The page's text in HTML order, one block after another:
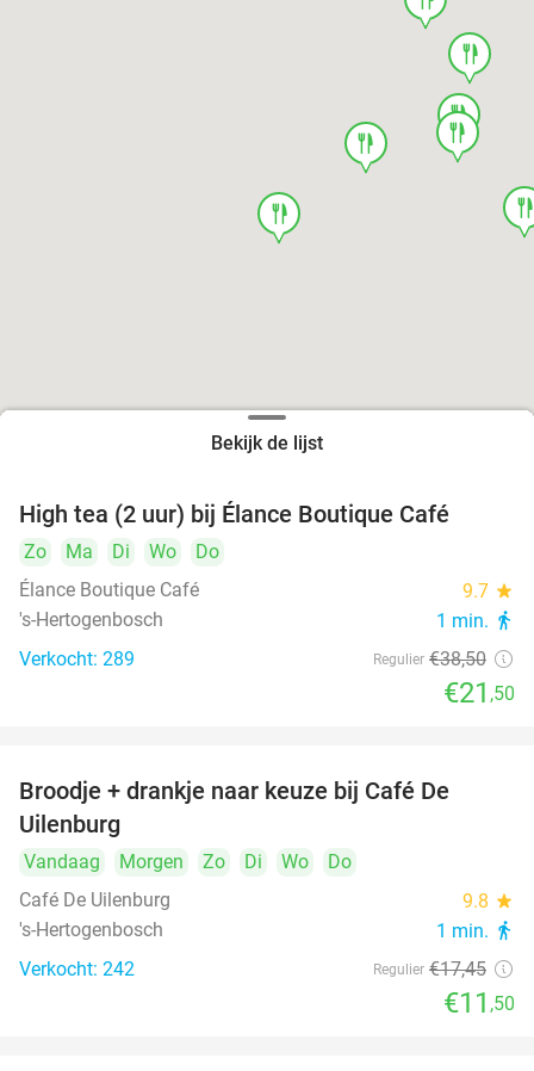
food
food
food
food
food
Bekijk de lijst
High tea (2 uur) bij Élance Boutique Café
Zo Ma Di Wo
Do
Élance Boutique Café
9.7 star
's-Hertogenbosch 1 min. directions_walk
Verkocht: 289 Regulier €38,50
€21 ,50
Broodje + drankje naar keuze bij Café De
Uilenburg
Vandaag Morgen Zo Di Wo
Do
Café De Uilenburg
9.8 star
's-Hertogenbosch 1 min. directions_walk
Verkocht: 242 Regulier €17,45
€11 ,50